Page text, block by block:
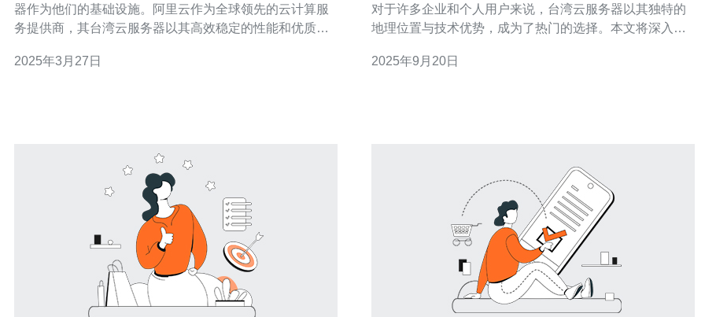
器作为他们的基础设施。阿里云作为全球领先的云计算服
务提供商，其台湾云服务器以其高效稳定的性能和优质的
新的硬件技术和强大的云计算平台，提供卓越的性能和稳
2025年3月27日
对于许多企业和个人用户来说，台湾云服务器以其独特的
地理位置与技术优势，成为了热门的选择。本文将深入探
最优质、最实惠的云服务方案。 台湾云服务器的市场概况
2025年9月20日